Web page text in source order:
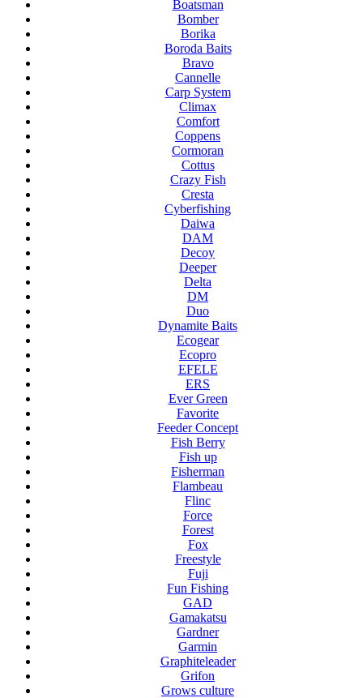
Boatsman
Bomber
Borika
Boroda Baits
Bravo
Cannelle
Carp System
Climax
Comfort
Coppens
Cormoran
Cottus
Crazy Fish
Cresta
Cyberfishing
Daiwa
DAM
Decoy
Deeper
Delta
DM
Duo
Dynamite Baits
Ecogear
Ecopro
EFELE
ERS
Ever Green
Favorite
Feeder Concept
Fish Berry
Fish up
Fisherman
Flambeau
Flinc
Force
Forest
Fox
Freestyle
Fuji
Fun Fishing
GAD
Gamakatsu
Gardner
Garmin
Graphiteleader
Grifon
Grows culture